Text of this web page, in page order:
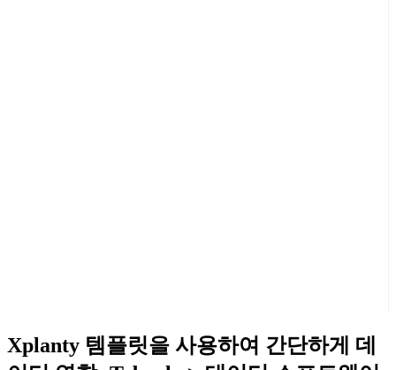
Xplanty 템플릿을 사용하여 간단하게 데